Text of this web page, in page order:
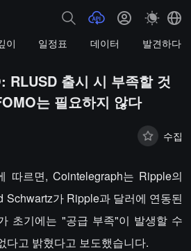
이 일정표 데이터 발견하다
RLUSD 출시 시 부족할 것
는 필요하지 않다
수집
따르면, Cointelegraph는 Ripple의
Schwartz가 Ripple과 달러에 연동된
초기에는 "공급 부족"이 발생할 수
다고 밝혔다고 보도했습니다.